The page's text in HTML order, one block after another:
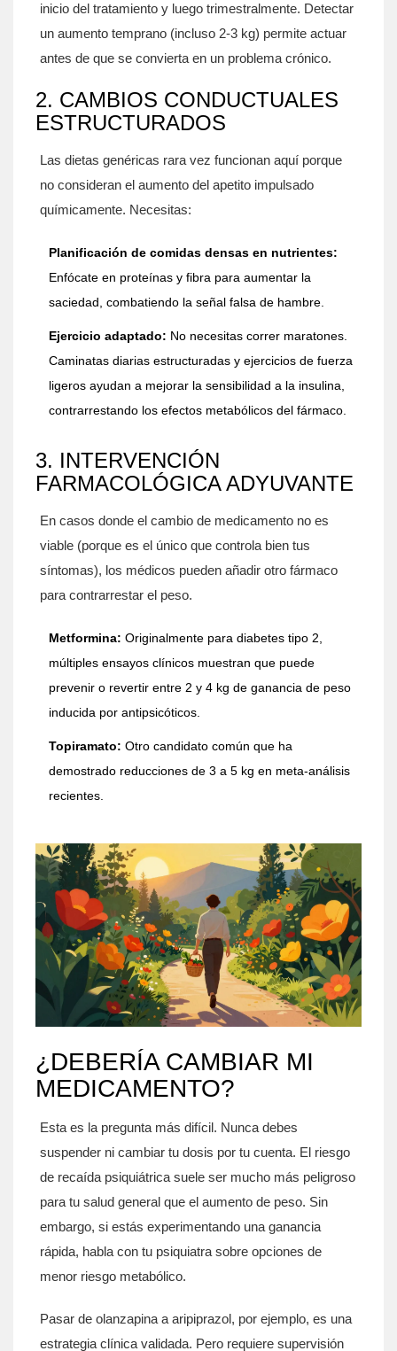
inicio del tratamiento y luego trimestralmente. Detectar
un aumento temprano (incluso 2-3 kg) permite actuar
antes de que se convierta en un problema crónico.
2. CAMBIOS CONDUCTUALES
ESTRUCTURADOS
Las dietas genéricas rara vez funcionan aquí porque
no consideran el aumento del apetito impulsado
químicamente. Necesitas:
Planificación de comidas densas en nutrientes:
Enfócate en proteínas y fibra para aumentar la
saciedad, combatiendo la señal falsa de hambre.
Ejercicio adaptado: No necesitas correr maratones.
Caminatas diarias estructuradas y ejercicios de fuerza
ligeros ayudan a mejorar la sensibilidad a la insulina,
contrarrestando los efectos metabólicos del fármaco.
3. INTERVENCIÓN
FARMACOLÓGICA ADYUVANTE
En casos donde el cambio de medicamento no es
viable (porque es el único que controla bien tus
síntomas), los médicos pueden añadir otro fármaco
para contrarrestar el peso.
Metformina: Originalmente para diabetes tipo 2,
múltiples ensayos clínicos muestran que puede
prevenir o revertir entre 2 y 4 kg de ganancia de peso
inducida por antipsicóticos.
Topiramato: Otro candidato común que ha
demostrado reducciones de 3 a 5 kg en meta-análisis
recientes.
¿DEBERÍA CAMBIAR MI
MEDICAMENTO?
Esta es la pregunta más difícil. Nunca debes
suspender ni cambiar tu dosis por tu cuenta. El riesgo
de recaída psiquiátrica suele ser mucho más peligroso
para tu salud general que el aumento de peso. Sin
embargo, si estás experimentando una ganancia
rápida, habla con tu psiquiatra sobre opciones de
menor riesgo metabólico.
Pasar de olanzapina a aripiprazol, por ejemplo, es una
estrategia clínica validada. Pero requiere supervisión